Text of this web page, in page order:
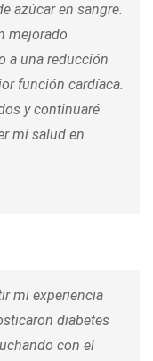
azúcar en sangre.
mejorado
a una reducción
función cardíaca.
y continuaré
mi salud en
mi experiencia
diabetes
con el